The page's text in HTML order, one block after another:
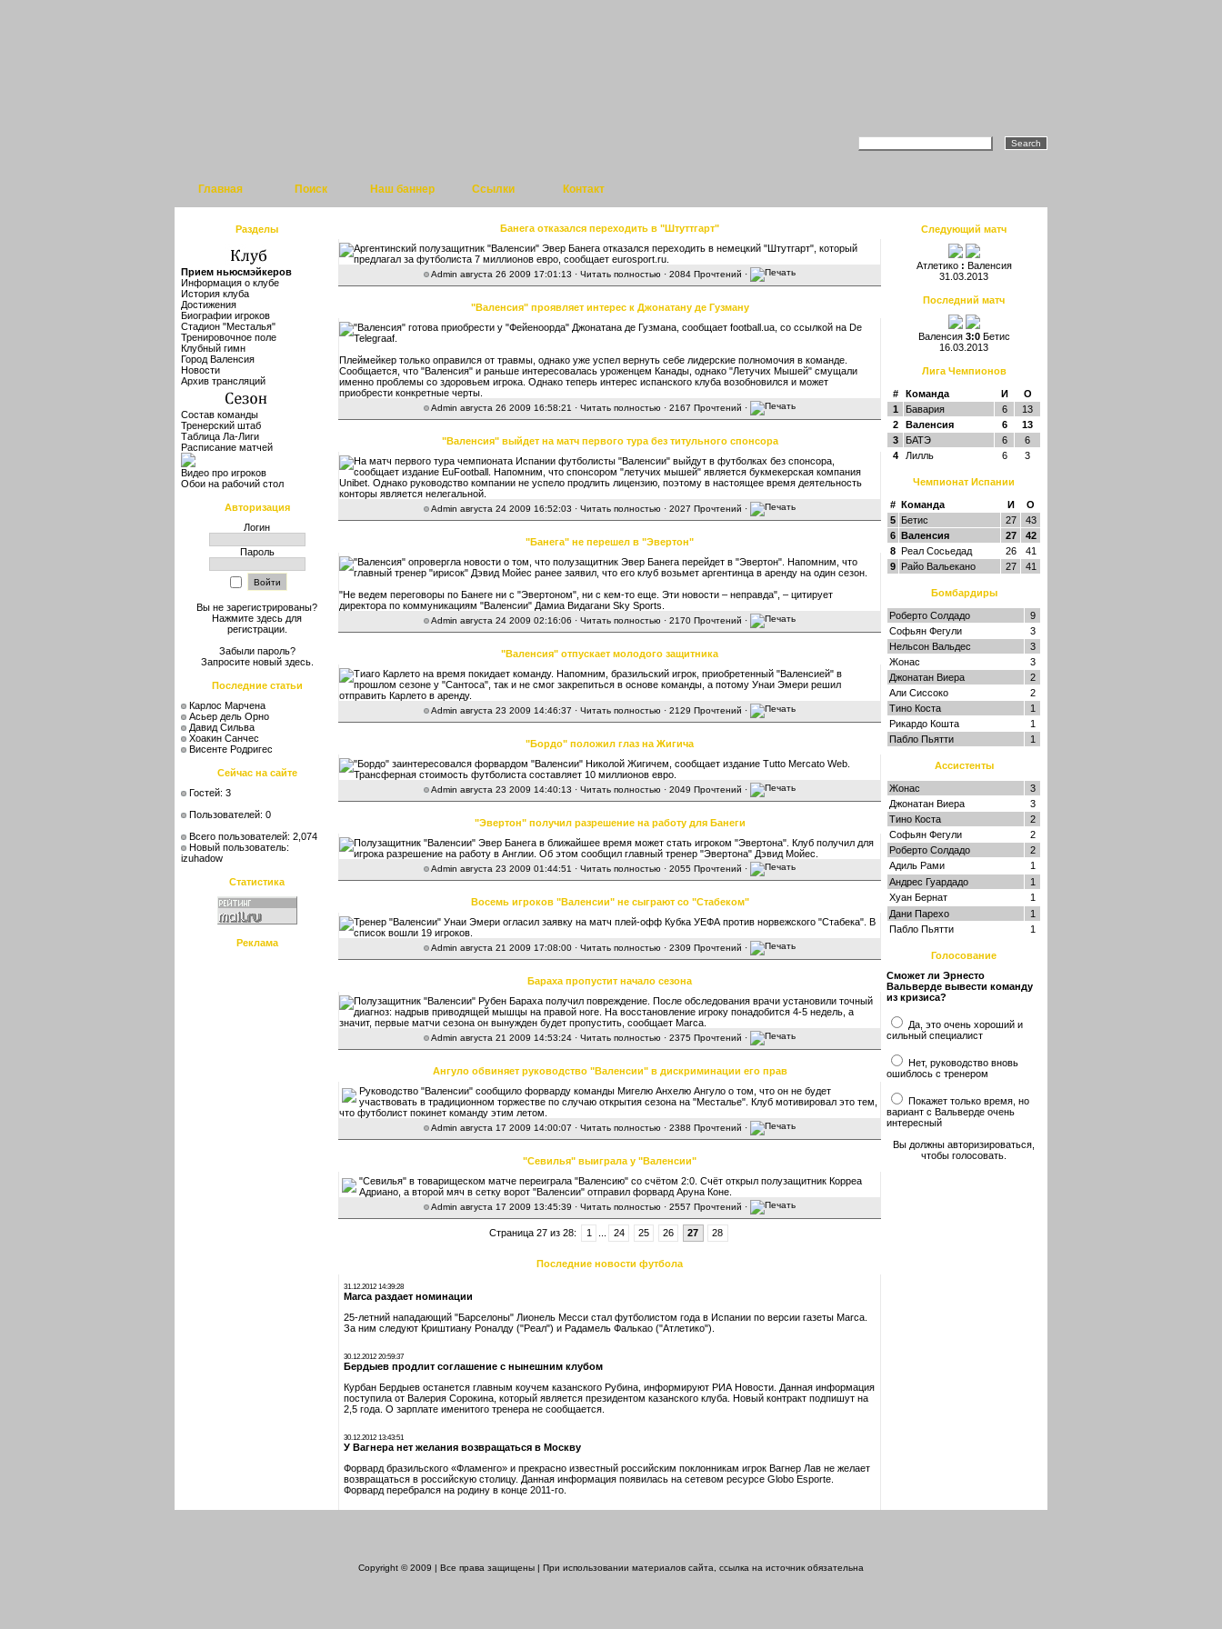
Главная Поиск Наш баннер Ссылки Контакт
Разделы
Прием ньюсмэйкеров
Информация о клубе
История клуба
Достижения
Биографии игроков
Стадион "Месталья"
Тренировочное поле
Клубный гимн
Город Валенсия
Новости
Архив трансляций
Состав команды
Тренерский штаб
Таблица Ла-Лиги
Расписание матчей
Видео про игроков
Обои на рабочий стол
Авторизация
Логин
Пароль
Вы не зарегистрированы?
Нажмите здесь для
регистрации.
Забыли пароль?
Запросите новый здесь.
Последние статьи
Карлос Марчена
Асьер дель Орно
Давид Сильва
Хоакин Санчес
Висенте Родригес
Сейчас на сайте
Гостей: 3
Пользователей: 0
Всего пользователей: 2,074
Новый пользователь:
izuhadow
Статистика
Реклама
Банега отказался переходить в "Штуттгарт"
Аргентинский полузащитник "Валенсии" Эвер Банега отказался переходить в немецкий "Штутгарт", который
предлагал за футболиста 7 миллионов евро, сообщает eurosport.ru.
Admin августа 26 2009 17:01:13 · Читать полностью · 2084 Прочтений ·
"Валенсия" проявляет интерес к Джонатану де Гузману
"Валенсия" готова приобрести у "Фейеноорда" Джонатана де Гузмана, сообщает football.ua, со ссылкой на De
Telegraaf.
Плеймейкер только оправился от травмы, однако уже успел вернуть себе лидерские полномочия в команде.
Сообщается, что "Валенсия" и раньше интересовалась уроженцем Канады, однако "Летучих Мышей" смущали
именно проблемы со здоровьем игрока. Однако теперь интерес испанского клуба возобновился и может
приобрести конкретные черты.
Admin августа 26 2009 16:58:21 · Читать полностью · 2167 Прочтений ·
"Валенсия" выйдет на матч первого тура без титульного спонсора
На матч первого тура чемпионата Испании футболисты "Валенсии" выйдут в футболках без спонсора,
сообщает издание EuFootball. Напомним, что спонсором "летучих мышей" является букмекерская компания
Unibet. Однако руководство компании не успело продлить лицензию, поэтому в настоящее время деятельность
конторы является нелегальной.
Admin августа 24 2009 16:52:03 · Читать полностью · 2027 Прочтений ·
"Банега" не перешел в "Эвертон"
"Валенсия" опровергла новости о том, что полузащитник Эвер Банега перейдет в "Эвертон". Напомним, что
главный тренер "ирисок" Дэвид Мойес ранее заявил, что его клуб возьмет аргентинца в аренду на один сезон.
"Не ведем переговоры по Банеге ни с "Эвертоном", ни с кем-то еще. Эти новости – неправда", – цитирует
директора по коммуникациям "Валенсии" Дамиа Видагани Sky Sports.
Admin августа 24 2009 02:16:06 · Читать полностью · 2170 Прочтений ·
"Валенсия" отпускает молодого защитника
Тиаго Карлето на время покидает команду. Напомним, бразильский игрок, приобретенный "Валенсией" в
прошлом сезоне у "Сантоса", так и не смог закрепиться в основе команды, а потому Унаи Эмери решил
отправить Карлето в аренду.
Admin августа 23 2009 14:46:37 · Читать полностью · 2129 Прочтений ·
"Бордо" положил глаз на Жигича
"Бордо" заинтересовался форвардом "Валенсии" Николой Жигичем, сообщает издание Tutto Mercato Web.
Трансферная стоимость футболиста составляет 10 миллионов евро.
Admin августа 23 2009 14:40:13 · Читать полностью · 2049 Прочтений ·
"Эвертон" получил разрешение на работу для Банеги
Полузащитник "Валенсии" Эвер Банега в ближайшее время может стать игроком "Эвертона". Клуб получил для
игрока разрешение на работу в Англии. Об этом сообщил главный тренер "Эвертона" Дэвид Мойес.
Admin августа 23 2009 01:44:51 · Читать полностью · 2055 Прочтений ·
Восемь игроков "Валенсии" не сыграют со "Стабеком"
Тренер "Валенсии" Унаи Эмери огласил заявку на матч плей-офф Кубка УЕФА против норвежского "Стабека". В
список вошли 19 игроков.
Admin августа 21 2009 17:08:00 · Читать полностью · 2309 Прочтений ·
Бараха пропустит начало сезона
Полузащитник "Валенсии" Рубен Бараха получил повреждение. После обследования врачи установили точный
диагноз: надрыв приводящей мышцы на правой ноге. На восстановление игроку понадобится 4-5 недель, а
значит, первые матчи сезона он вынужден будет пропустить, сообщает Marca.
Admin августа 21 2009 14:53:24 · Читать полностью · 2375 Прочтений ·
Ангуло обвиняет руководство "Валенсии" в дискриминации его прав
Руководство "Валенсии" сообщило форварду команды Мигелю Анхелю Ангуло о том, что он не будет
участвовать в традиционном торжестве по случаю открытия сезона на "Месталье". Клуб мотивировал это тем,
что футболист покинет команду этим летом.
Admin августа 17 2009 14:00:07 · Читать полностью · 2388 Прочтений ·
"Севилья" выиграла у "Валенсии"
"Севилья" в товарищеском матче переиграла "Валенсию" со счётом 2:0. Счёт открыл полузащитник Корреа
Адриано, а второй мяч в сетку ворот "Валенсии" отправил форвард Аруна Коне.
Admin августа 17 2009 13:45:39 · Читать полностью · 2557 Прочтений ·
Страница 27 из 28: 1 24 25 26 27 28
Последние новости футбола
31.12.2012 14:39:28
Marca раздает номинации
25-летний нападающий "Барселоны" Лионель Месси стал футболистом года в Испании по версии газеты Marca.
За ним следуют Криштиану Роналду ("Реал") и Радамель Фалькао ("Атлетико").
30.12.2012 20:59:37
Бердыев продлит соглашение с нынешним клубом
Курбан Бердыев останется главным коучем казанского Рубина, информируют РИА Новости. Данная информация
поступила от Валерия Сорокина, который является президентом казанского клуба. Новый контракт подпишут на
2,5 года. О зарплате именитого тренера не сообщается.
30.12.2012 13:43:51
У Вагнера нет желания возвращаться в Москву
Форвард бразильского «Фламенго» и прекрасно известный российским поклонникам игрок Вагнер Лав не желает
возвращаться в российскую столицу. Данная информация появилась на сетевом ресурсе Globo Esporte.
Форвард перебрался на родину в конце 2011-го.
Следующий матч
Атлетико: Валенсия
31.03.2013
Последний матч
Валенсия3:0 Бетис
16.03.2013
Лига Чемпионов
# Команда И
О
1
Бавария 6
13
2
Валенсия 6
13
3
БАТЭ 6
6
4
Лилль 6 3
Чемпионат Испании
# Команда И
О
5 Бетис 27
43
6 Валенсия 27
42
8 Реал Сосьедад 26
41
9 Райо Вальекано 27 41
Бомбардиры
Роберто Солдадо
9
Софьян Фегули
3
Нельсон Вальдес
3
Жонас
3
Джонатан Виера
2
Али Сиссоко
2
Тино Коста
1
Рикардо Кошта
1
Пабло Пьятти
1
Ассистенты
Жонас
3
Джонатан Виера
3
Тино Коста
2
Софьян Фегули
2
Роберто Солдадо
2
Адиль Рами
1
Андрес Гуардадо
1
Хуан Бернат
1
Дани Парехо
1
Пабло Пьятти
1
Голосование
Сможет ли Эрнесто
Вальверде вывести команду
из кризиса?
Да, это очень хороший и
сильный специалист
Нет, руководство вновь
ошиблось с тренером
Покажет только время, но
вариант с Вальверде очень
интересный
Вы должны авторизироваться,
чтобы голосовать.
Copyright © 2009 | Все права защищены | При использовании материалов сайта, ссылка на источник обязательна